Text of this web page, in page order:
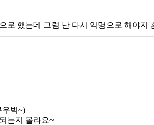
로 했는데 그럼 난 다시 익명으로 해야지
우벅~)
는지 몰라요~